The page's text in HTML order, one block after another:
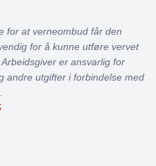
for at verneombud får den
for å kunne utføre vervet
er ansvarlig for
andre utgifter i forbindelse med